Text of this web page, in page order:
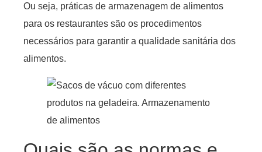
Ou seja, práticas de armazenagem de alimentos
para os restaurantes são os procedimentos
necessários para garantir a qualidade sanitária dos
alimentos.